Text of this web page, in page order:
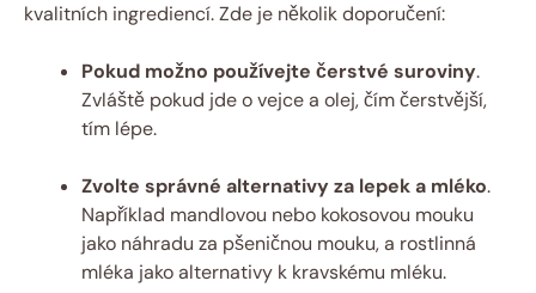
kvalitních ingrediencí. Zde je​ několik doporučení:
Pokud⁣ možno používejte čerstvé suroviny.
Zvláště ⁤pokud jde o⁢ vejce a‍ olej, čím čerstvější,
tím ⁣lépe.
Zvolte správné alternativy ⁢za ⁤lepek a‍ mléko.
Například mandlovou ⁢nebo⁤ kokosovou ‌mouku
jako ‌náhradu za pšeničnou mouku, a rostlinná
mléka jako alternativy k kravskému mléku.